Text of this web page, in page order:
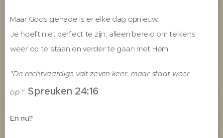
Maar Gods genade is er elke dag opnieuw.
Je hoeft niet perfect te zijn, alleen bereid om telkens
weer op te staan en verder te gaan met Hem.
"De rechtvaardige valt zeven keer, maar staat weer
op."Spreuken 24:16
En nu?